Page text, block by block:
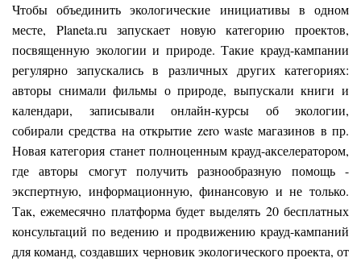
Чтобы объединить экологические инициативы в одном
месте, Planeta.ru запускает новую категорию проектов,
посвященную экологии и природе. Такие крауд-кампании
регулярно запускались в различных других категориях:
авторы снимали фильмы о природе, выпускали книги и
календари, записывали онлайн-курсы об экологии,
собирали средства на открытие zero waste магазинов в пр.
Новая категория станет полноценным крауд-акселератором,
где авторы смогут получить разнообразную помощь -
экспертную, информационную, финансовую и не только.
Так, ежемесячно платформа будет выделять 20 бесплатных
консультаций по ведению и продвижению крауд-кампаний
для команд, создавших черновик экологического проекта, от